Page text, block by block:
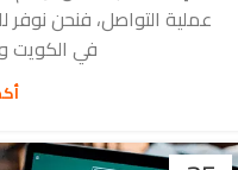
عملية التواصل، فنحن
في الكويت